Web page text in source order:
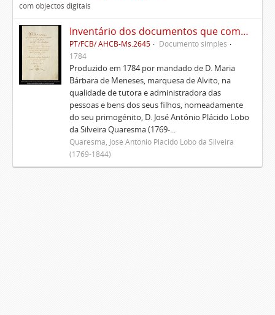
com objectos digitais
Inventário dos documentos que compõem o cartório da Casa de Alvito
PT/FCB/ AHCB-Ms.2645
Documento simples
1784
Produzido em 1784 por mandado de D. Maria
Bárbara de Meneses, marquesa de Alvito, na
qualidade de tutora e administradora das
pessoas e bens dos seus filhos, nomeadamente
do seu primogénito, D. José António Plácido Lobo
da Silveira Quaresma (1769-...
Quaresma, José António Plácido Lobo da Silveira
(1769-1844)